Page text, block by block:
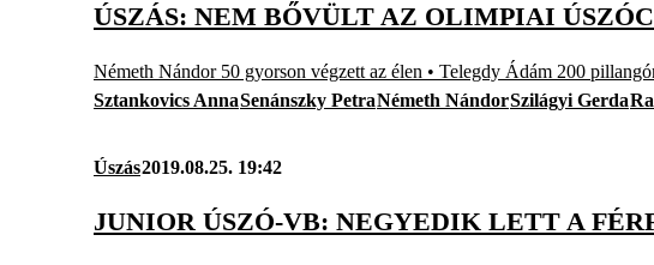
ÚSZÁS: NEM BŐVÜLT AZ OLIMPIAI
Németh Nándor 50 gyorson végzett az élen • Telegdy Ádám 200
Sztankovics AnnaSenánszky PetraNémeth NándorSzilágyi Gerda
Úszás2019.08.25. 19:42
JUNIOR ÚSZÓ-VB: NEGYEDIK LETT A